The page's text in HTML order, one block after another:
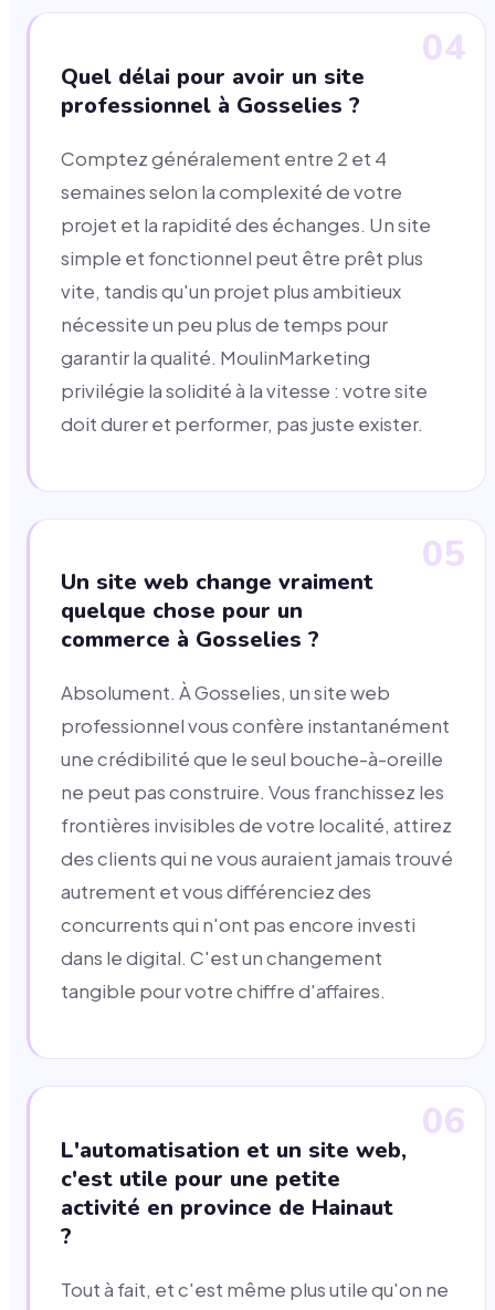
04
Quel délai pour avoir un site
professionnel à Gosselies ?
Comptez généralement entre 2 et 4
semaines selon la complexité de votre
projet et la rapidité des échanges. Un site
simple et fonctionnel peut être prêt plus
vite, tandis qu'un projet plus ambitieux
nécessite un peu plus de temps pour
garantir la qualité. MoulinMarketing
privilégie la solidité à la vitesse : votre site
doit durer et performer, pas juste exister.
05
Un site web change vraiment
quelque chose pour un
commerce à Gosselies ?
Absolument. À Gosselies, un site web
professionnel vous confère instantanément
une crédibilité que le seul bouche-à-oreille
ne peut pas construire. Vous franchissez les
frontières invisibles de votre localité, attirez
des clients qui ne vous auraient jamais trouvé
autrement et vous différenciez des
concurrents qui n'ont pas encore investi
dans le digital. C'est un changement
tangible pour votre chiffre d'affaires.
06
L'automatisation et un site web,
c'est utile pour une petite
activité en province de Hainaut
?
Tout à fait, et c'est même plus utile qu'on ne